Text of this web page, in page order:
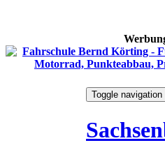
Toggle navigation